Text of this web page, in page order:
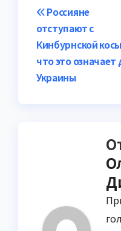
по
записям
Россияне
отступают с
Кинбурнской
что это означает
Украины